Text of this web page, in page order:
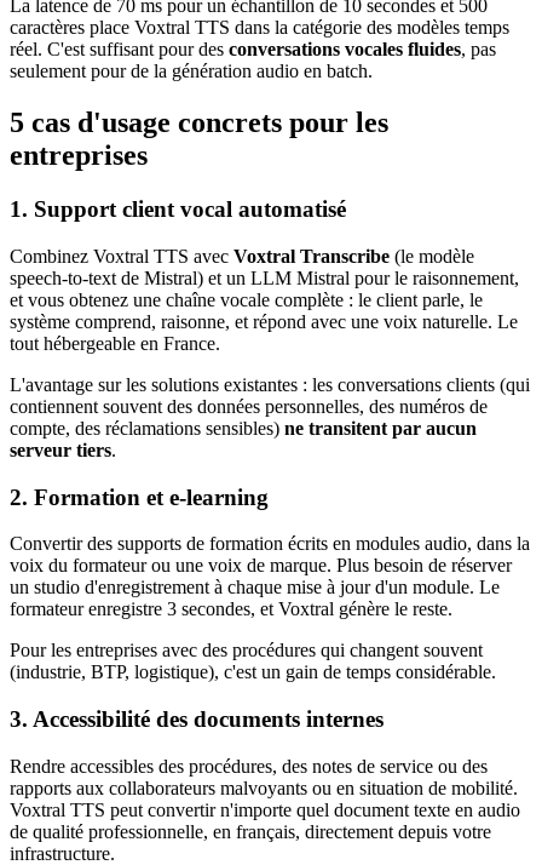
La latence de 70 ms pour un échantillon de 10 secondes et 500
caractères place Voxtral TTS dans la catégorie des modèles temps
réel. C'est suffisant pour des conversations vocales fluides, pas
seulement pour de la génération audio en batch.
5 cas d'usage concrets pour les
entreprises
1. Support client vocal automatisé
Combinez Voxtral TTS avec Voxtral Transcribe (le modèle
speech-to-text de Mistral) et un LLM Mistral pour le raisonnement,
et vous obtenez une chaîne vocale complète : le client parle, le
système comprend, raisonne, et répond avec une voix naturelle. Le
tout hébergeable en France.
L'avantage sur les solutions existantes : les conversations clients (qui
contiennent souvent des données personnelles, des numéros de
compte, des réclamations sensibles) ne transitent par aucun
serveur tiers.
2. Formation et e-learning
Convertir des supports de formation écrits en modules audio, dans la
voix du formateur ou une voix de marque. Plus besoin de réserver
un studio d'enregistrement à chaque mise à jour d'un module. Le
formateur enregistre 3 secondes, et Voxtral génère le reste.
Pour les entreprises avec des procédures qui changent souvent
(industrie, BTP, logistique), c'est un gain de temps considérable.
3. Accessibilité des documents internes
Rendre accessibles des procédures, des notes de service ou des
rapports aux collaborateurs malvoyants ou en situation de mobilité.
Voxtral TTS peut convertir n'importe quel document texte en audio
de qualité professionnelle, en français, directement depuis votre
infrastructure.